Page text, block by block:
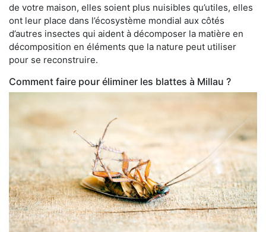
de votre maison, elles soient plus nuisibles qu’utiles, elles
ont leur place dans l’écosystème mondial aux côtés
d’autres insectes qui aident à décomposer la matière en
décomposition en éléments que la nature peut utiliser
pour se reconstruire.
Comment faire pour éliminer les blattes à Millau ?